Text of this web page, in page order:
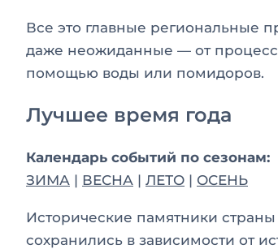
Все это главные региональные
даже неожиданные — от
помощью воды или помидоров.
Лучшее время года
Календарь событий по сезонам:
ЗИМА | ВЕСНА | ЛЕТО | ОСЕНЬ
Исторические памятники
сохранились в зависимости от